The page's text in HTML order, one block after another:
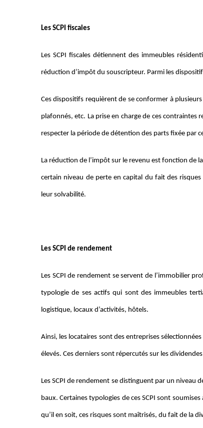
Les SCPI fiscales
Les SCPI fiscales détiennent des immeubles
réduction d’impôt du souscripteur. Parmi les
Ces dispositifs requièrent de se conformer à
plafonnés, etc. La prise en charge de ces contraintes
respecter la période de détention des parts fixée par
La réduction de l’impôt sur le revenu est fonction de
certain niveau de perte en capital du fait des
leur solvabilité.
Les SCPI de rendement
Les SCPI de rendement se servent de l’immobilier
typologie de ses actifs qui sont des immeubles
logistique, locaux d’activités, hôtels.
Ainsi, les locataires sont des entreprises
élevés. Ces derniers sont répercutés sur les
Les SCPI de rendement se distinguent par un
baux. Certaines typologies de ces SCPI sont
qu’il en soit, ces risques sont maîtrisés, du fait de la